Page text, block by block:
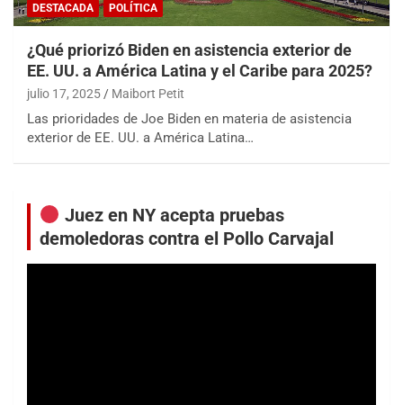
DESTACADA POLÍTICA
¿Qué priorizó Biden en asistencia exterior de
EE. UU. a América Latina y el Caribe para 2025?
julio 17, 2025 Maibort Petit
Las prioridades de Joe Biden en materia de asistencia
exterior de EE. UU. a América Latina…
Juez en NY acepta pruebas
demoledoras contra el Pollo Carvajal